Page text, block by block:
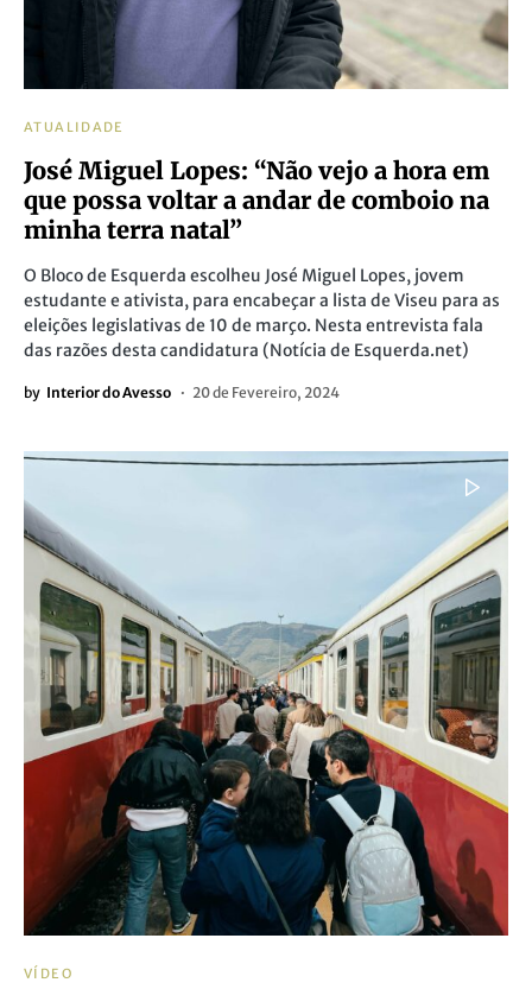
ATUALIDADE
José Miguel Lopes: “Não vejo a hora em
que possa voltar a andar de comboio na
minha terra natal”
O Bloco de Esquerda escolheu José Miguel Lopes, jovem
estudante e ativista, para encabeçar a lista de Viseu para as
eleições legislativas de 10 de março. Nesta entrevista fala
das razões desta candidatura (Notícia de Esquerda.net)
by Interior do Avesso 20 de Fevereiro, 2024
VÍDEO